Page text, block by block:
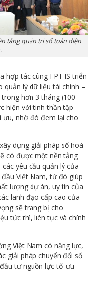
tảng quản trị số toàn diện
hợp tác cùng FPT IS triển
quản lý dữ liệu tài chính –
hơn 3 tháng (100
hiện với tinh thần tập
ưu, nhờ đó đem lại cho
dựng giải pháp số hoá
có được một nền tảng
yêu cầu quản lý của
Việt Nam, từ đó giúp
lượng dự án, uy tín của
lãnh đạo cấp cao của
sẽ trang bị cho
tức thì, liên tục và chính
Việt Nam có năng lực,
giải pháp chuyển đổi số
tư nguồn lực tối ưu